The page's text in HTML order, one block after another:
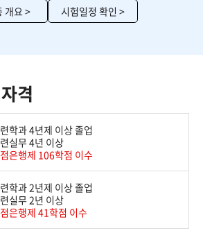
개요 > 시험일정 확인 >
격
련학과 4년제 이상 졸업
련실무 4년 이상
은행제 106학점 이수
련학과 2년제 이상 졸업
련실무 2년 이상
은행제 41학점 이수